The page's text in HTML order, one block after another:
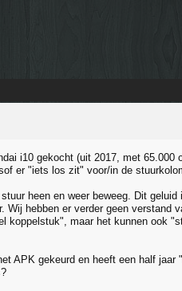
i10 gekocht (uit 2017, met
er "iets los zit" voor/in de
heen en weer beweeg. Dit
Wij hebben er verder geen
koppelstuk", maar het kunnen ook
APK gekeurd en heeft een half